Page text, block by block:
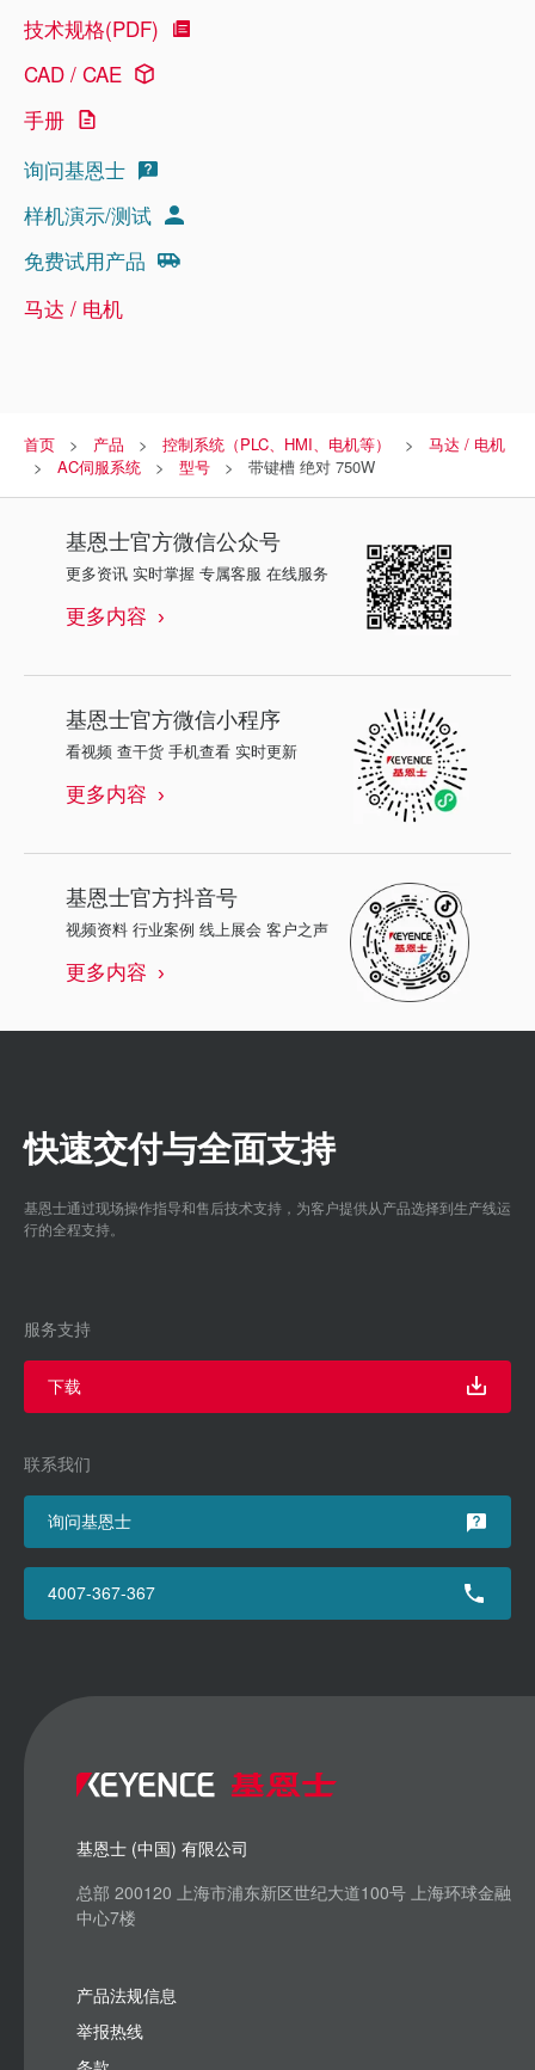
技术规格(PDF)
CAD / CAE
手册
询问基恩士
样机演示/测试
免费试用产品
马达 / 电机
首页 产品 控制系统（PLC、HMI、电机等）
马达 / 电机
AC伺服系统
型号 带键槽 绝对 750W
基恩士官方微信公众号
更多资讯 实时掌握 专属客服 在线服务
更多内容
基恩士官方微信小程序
看视频 查干货 手机查看 实时更新
更多内容
基恩士官方抖音号
视频资料 行业案例 线上展会 客户之声
更多内容
快速交付与全面支持
基恩士通过现场操作指导和售后技术支持，为客户提供从产品选择到生产线运
行的全程支持。
服务支持
下载
联系我们
询问基恩士
4007-367-367
基恩士 (中国) 有限公司
总部 200120 上海市浦东新区世纪大道100号 上海环球金融
中心7楼
产品法规信息
举报热线